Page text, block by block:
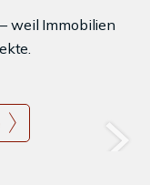
weil Immobilien